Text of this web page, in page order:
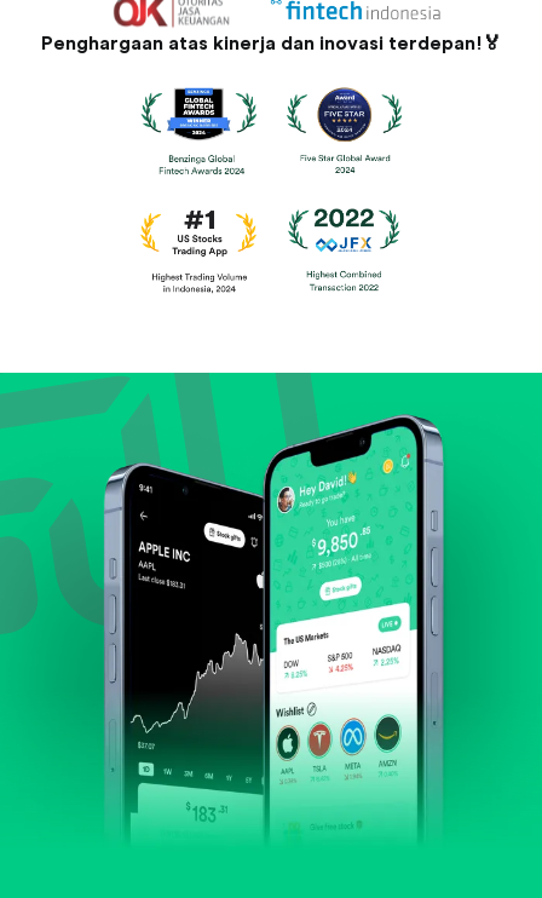
Penghargaan atas kinerja dan inovasi terdepan!🏅